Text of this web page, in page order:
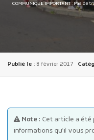
Publicité
Marchés
Projets
COMMUNIQUE IMPORTANT : Pas
Publié le : 8 février 2017
Note : Cet article a été
informations qu'il vous